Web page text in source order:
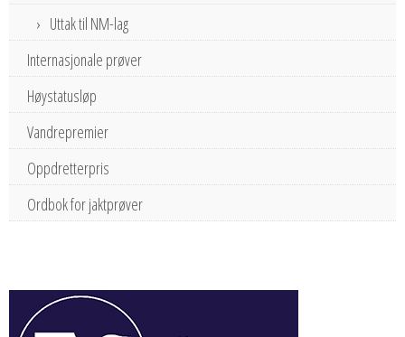
Uttak til NM-lag
Internasjonale prøver
Høystatusløp
Vandrepremier
Oppdretterpris
Ordbok for jaktprøver